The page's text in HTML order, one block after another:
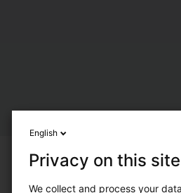
English
Privacy on this site
We collect and process your